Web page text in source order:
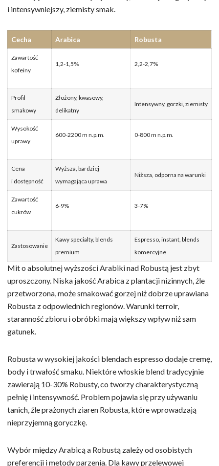
i intensywniejszy, ziemisty smak.
Cecha Arabica Robusta
Zawartość
kofeiny
1,2-1,5% 2,2-2,7%
Profil
smakowy
Złożony, kwasowy,
delikatny
Intensywny, gorzki, ziemisty
Wysokość
uprawy
600-2200 m n.p.m. 0-800 m n.p.m.
Cena
i dostępność
Wyższa, bardziej
wymagająca uprawa
Niższa, odporna na warunki
Zawartość
cukrów
6-9% 3-7%
Zastosowanie
Kawy specialty, blends
premium
Espresso, instant, blends
komercyjne
Mit o absolutnej wyższości Arabiki nad Robustą jest zbyt
uproszczony. Niska jakość Arabica z plantacji nizinnych, źle
przetworzona, może smakować gorzej niż dobrze uprawiana
Robusta z odpowiednich regionów. Warunki terroir,
staranność zbioru i obróbki mają większy wpływ niż sam
gatunek.
Robusta w wysokiej jakości blendach espresso dodaje cremę,
body i trwałość smaku. Niektóre włoskie blend tradycyjnie
zawierają 10-30% Robusty, co tworzy charakterystyczną
pełnię i intensywność. Problem pojawia się przy używaniu
tanich, źle prażonych ziaren Robusta, które wprowadzają
nieprzyjemną goryczkę.
Wybór między Arabicą a Robustą zależy od osobistych
preferencji i metody parzenia. Dla kawy przelewowej